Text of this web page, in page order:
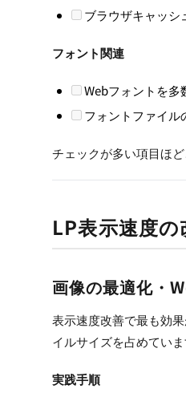
ブラウザキャッシ
フォント関連
Webフォントを多
フォントファイル
チェックが多い項目ほ
LP表示速度
画像の最適化・
表示速度改善で最も効
イルサイズを占めていま
実践手順